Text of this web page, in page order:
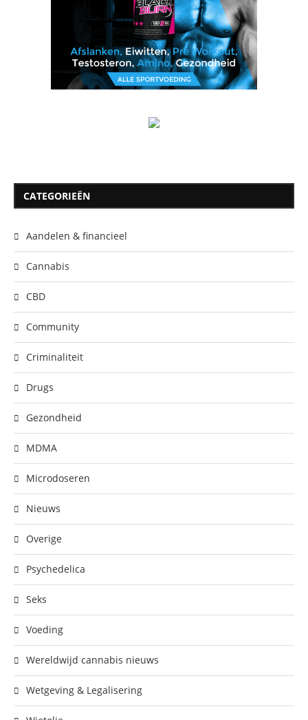
CATEGORIEËN
Aandelen & financieel
Cannabis
CBD
Community
Criminaliteit
Drugs
Gezondheid
MDMA
Microdoseren
Nieuws
Overige
Psychedelica
Seks
Voeding
Wereldwijd cannabis nieuws
Wetgeving & Legalisering